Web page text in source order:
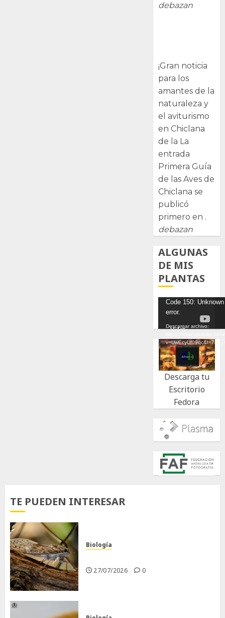
debazan
¡Gran noticia
para los
amantes de la
naturaleza y
el aviturismo
en Chiclana
de la La
entrada
Primera Guía
de las Aves de
Chiclana se
publicó
primero en .
debazan
ALGUNAS
DE MIS
PLANTAS
Reproductor
de
vídeo
Code 150: Unknown
error.
Descargar archivo:
Descarga tu
Escritorio
Fedora
TE PUEDEN INTERESAR
Biología
27/07/2026 0